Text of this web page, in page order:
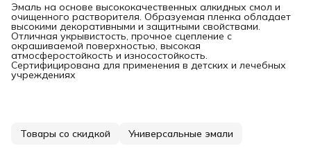
Эмаль на основе высококачественных алкидных смол и
очищенного растворителя. Образуемая пленка обладает
высокими декоративными и защитными свойствами.
Отличная укрывистость, прочное сцепление с
окрашиваемой поверхностью, высокая
атмосферостойкость и износостойкость.
Сертифицирована для применения в детских и лечебных
учреждениях
Товары со скидкой Универсальные эмали